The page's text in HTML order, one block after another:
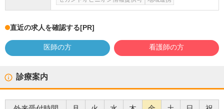
直近の求人を確認する[PR]
医師の方 看護師の方
診療案内